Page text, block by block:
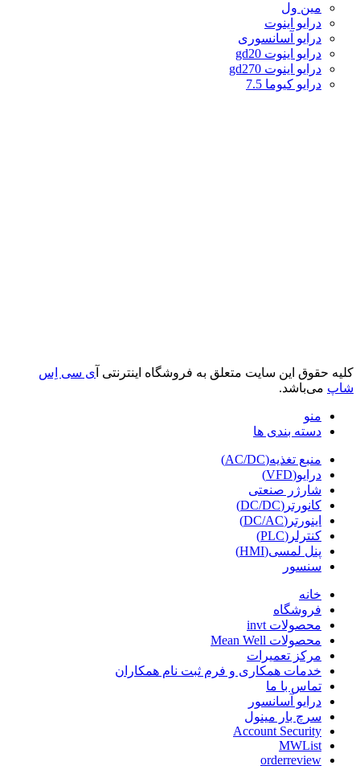
مین ول
درایو اینوت
درایو آسانسوری
درایو اینوت gd20
درایو اینوت gd270
درایو کیوما 7.5
کلیه حقوق این سایت متعلق به فروشگاه اینترنتی آ ی سی اِس
شاپ می‌باشد.
منو
دسته بندی ها
منبع تغذیه(AC/DC)
درایو(VFD)
شارژر صنعتی
کانورتر(DC/DC)
اینورتر(DC/AC)
کنترلر(PLC)
پنل لمسی(HMI)
سنسور
خانه
فروشگاه
محصولات invt
محصولات Mean Well
مرکز تعمیرات
خدمات همکاری و فرم ثبت نام همکاران
تماس با ما
درایو آسانسور
سرچ بار مینول
Account Security
MWList
orderreview